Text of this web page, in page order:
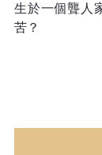
生於一個聾人
苦？